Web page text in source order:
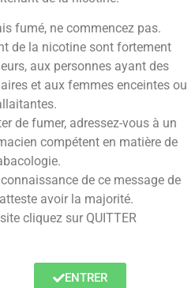
les amateurs de vape
vent de fraîcheur.
d’arômes naturels, certifié
diacétyle, ni parabène, ni
de e-liquide françaisequi
très inspirées par la pop
dans un flacon
PG/VG est de 50/50.
fumé, ne commencez pas.
de la nicotine sont fortement
aux personnes ayant des
et aux femmes enceintes ou
de fumer, adressez-vous à un
compétent en matière de
de ce message de
avoir la majorité.
cliquez sur QUITTER
ENTRER